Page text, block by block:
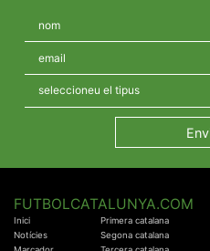
FUTBOLCATALUNYA.COM
Inici
Notícies
Primera catalana
Segona catalana